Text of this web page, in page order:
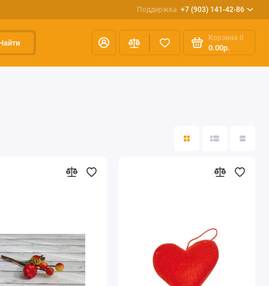
Поддержка +7 (903) 141-42-86
Корзина 0
0.00р.